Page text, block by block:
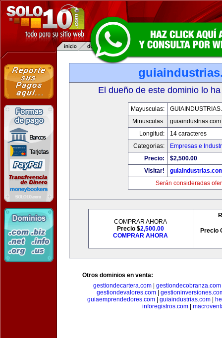
El dueño de este dominio lo
Mayusculas:
Minusculas:
guiaindustrias.com
Longitud:
14 caracteres
Categorias:
Empresas e
Precio:
$2,500.00
Visitar!
Serán consideradas
COMPRAR AHORA
Precio $2,500.00
COMPRAR AHORA
Precio
Otros dominios en venta:
gestiondecartera.com| gestiondecobranza.com
gestiondevalores.com|
guiaemprendedores.com
guiaindustrias.com
inforegistros.com